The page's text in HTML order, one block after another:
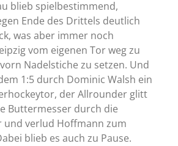
blieb spielbestimmend,
Ende des Drittels deutlich
was aber immer noch
vom eigenen Tor weg zu
Nadelstiche zu setzen. Und
1:5 durch Dominic Walsh ein
der Allrounder glitt
Buttermesser durch die
und verlud Hoffmann zum
blieb es auch zu Pause.